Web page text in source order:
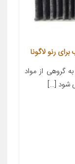
گروهی از مواد
شود […]